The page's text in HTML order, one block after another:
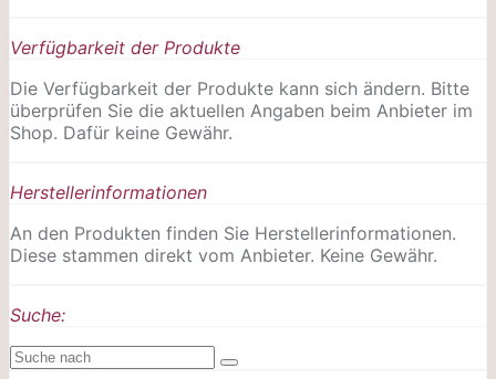
Verfügbarkeit der Produkte
Die Verfügbarkeit der Produkte kann sich ändern. Bitte
überprüfen Sie die aktuellen Angaben beim Anbieter im
Shop. Dafür keine Gewähr.
Herstellerinformationen
An den Produkten finden Sie Herstellerinformationen.
Diese stammen direkt vom Anbieter. Keine Gewähr.
Suche: